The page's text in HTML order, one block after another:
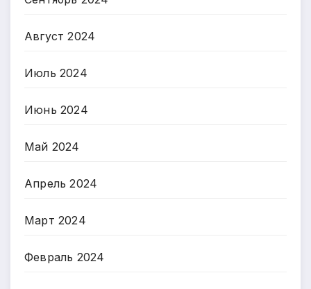
Август 2024
Июль 2024
Июнь 2024
Май 2024
Апрель 2024
Март 2024
Февраль 2024